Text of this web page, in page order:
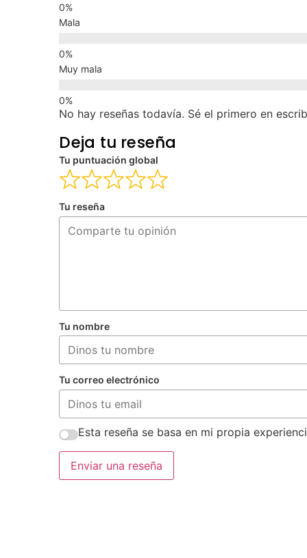
Mala
Muy mala
No hay reseñas todavía. Sé el primero en
Deja tu reseña
Tu puntuación global
Tu reseña
Tu nombre
Tu correo electrónico
Esta reseña se basa en mi propia
Enviar una reseña